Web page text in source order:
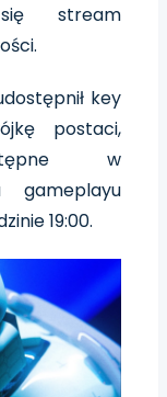
stream
key
postaci,
w
gameplayu
19:00.